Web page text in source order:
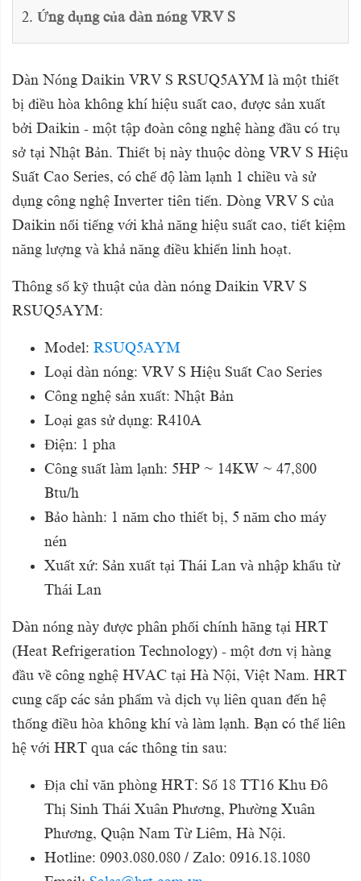
Ứng dụng của dàn nóng VRV S
Dàn Nóng Daikin VRV S RSUQ5AYM là một thiết
bị điều hòa không khí hiệu suất cao, được sản xuất
bởi Daikin - một tập đoàn công nghệ hàng đầu có trụ
sở tại Nhật Bản. Thiết bị này thuộc dòng VRV S Hiệu
Suất Cao Series, có chế độ làm lạnh 1 chiều và sử
dụng công nghệ Inverter tiên tiến. Dòng VRV S của
Daikin nổi tiếng với khả năng hiệu suất cao, tiết kiệm
năng lượng và khả năng điều khiển linh hoạt.
Thông số kỹ thuật của dàn nóng Daikin VRV S
RSUQ5AYM:
Model: RSUQ5AYM
Loại dàn nóng: VRV S Hiệu Suất Cao Series
Công nghệ sản xuất: Nhật Bản
Loại gas sử dụng: R410A
Điện: 1 pha
Công suất làm lạnh: 5HP ~ 14KW ~ 47,800
Btu/h
Bảo hành: 1 năm cho thiết bị, 5 năm cho máy
nén
Xuất xứ: Sản xuất tại Thái Lan và nhập khẩu từ
Thái Lan
Dàn nóng này được phân phối chính hãng tại HRT
(Heat Refrigeration Technology) - một đơn vị hàng
đầu về công nghệ HVAC tại Hà Nội, Việt Nam. HRT
cung cấp các sản phẩm và dịch vụ liên quan đến hệ
thống điều hòa không khí và làm lạnh. Bạn có thể liên
hệ với HRT qua các thông tin sau:
Địa chỉ văn phòng HRT: Số 18 TT16 Khu Đô
Thị Sinh Thái Xuân Phương, Phường Xuân
Phương, Quận Nam Từ Liêm, Hà Nội.
Hotline: 0903.080.080 / Zalo: 0916.18.1080